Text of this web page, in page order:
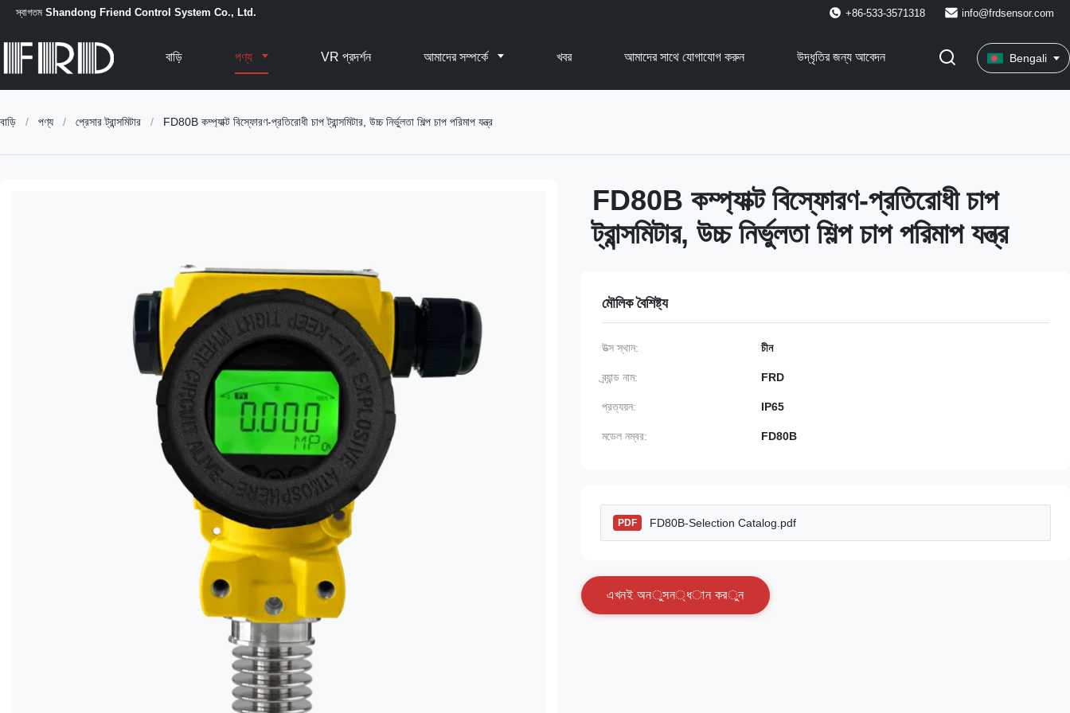
স্বাগতম Shandong Friend Control System Co., Ltd. +86-533-3571318 info@frdsensor.com
বাড়ি পণ্য VR প্রদর্শন আমাদের সম্পর্কে খবর আমাদের সাথে যোগাযোগ করুন উদ্ধৃতির জন্য আবেদন Bengali
বাড়ি / পণ্য / প্রেসার ট্রান্সমিটার / FD80B কম্প্যাক্ট বিস্ফোরণ-প্রতিরোধী চাপ ট্রান্সমিটার, উচ্চ নির্ভুলতা শিল্প চাপ পরিমাপ যন্ত্র
FD80B কম্প্যাক্ট বিস্ফোরণ-প্রতিরোধী চাপ
ট্রান্সমিটার, উচ্চ নির্ভুলতা শিল্প চাপ পরিমাপ যন্ত্র
মৌলিক বৈশিষ্ট্য
উত্স স্থান: চীন
ব্র্যান্ড নাম: FRD
প্রত্যয়ন: IP65
মডেল নম্বর: FD80B
PDF FD80B-Selection Catalog.pdf
এখনই অনুসন্ধান করুন